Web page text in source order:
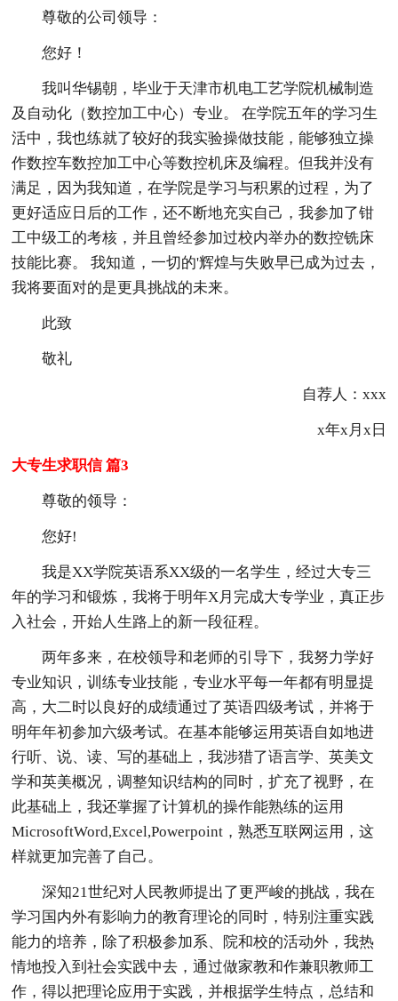
尊敬的公司领导：
您好！
我叫华锡朝，毕业于天津市机电工艺学院机械制造
及自动化（数控加工中心）专业。 在学院五年的学习生
活中，我也练就了较好的我实验操做技能，能够独立操
作数控车数控加工中心等数控机床及编程。但我并没有
满足，因为我知道，在学院是学习与积累的过程，为了
更好适应日后的工作，还不断地充实自己，我参加了钳
工中级工的考核，并且曾经参加过校内举办的数控铣床
技能比赛。 我知道，一切的'辉煌与失败早已成为过去，
我将要面对的是更具挑战的未来。
此致
敬礼
自荐人：xxx
x年x月x日
大专生求职信 篇3
尊敬的领导：
您好!
我是XX学院英语系XX级的一名学生，经过大专三
年的学习和锻炼，我将于明年X月完成大专学业，真正步
入社会，开始人生路上的新一段征程。
两年多来，在校领导和老师的引导下，我努力学好
专业知识，训练专业技能，专业水平每一年都有明显提
高，大二时以良好的成绩通过了英语四级考试，并将于
明年年初参加六级考试。在基本能够运用英语自如地进
行听、说、读、写的基础上，我涉猎了语言学、英美文
学和英美概况，调整知识结构的同时，扩充了视野，在
此基础上，我还掌握了计算机的操作能熟练的运用
MicrosoftWord,Excel,Powerpoint，熟悉互联网运用，这
样就更加完善了自己。
深知21世纪对人民教师提出了更严峻的挑战，我在
学习国内外有影响力的教育理论的同时，特别注重实践
能力的培养，除了积极参加系、院和校的活动外，我热
情地投入到社会实践中去，通过做家教和作兼职教师工
作，得以把理论应用于实践，并根据学生特点，总结和